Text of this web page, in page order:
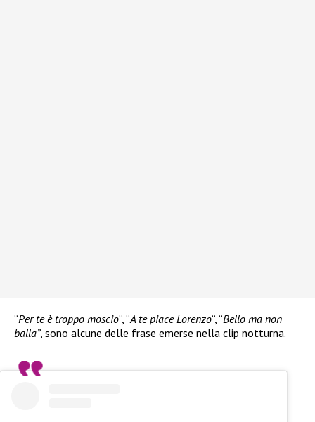
“Per te è troppo moscio“, “A te piace Lorenzo“, “Bello ma non
balla”, sono alcune delle frase emerse nella clip notturna.